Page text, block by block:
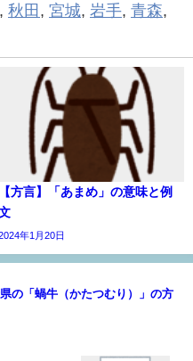
, 秋田 , 宮城, 岩手, 青森,
【方言】「あまめ」の意味と例
年1月20日
県の「蝸牛（かたつむり）」の方